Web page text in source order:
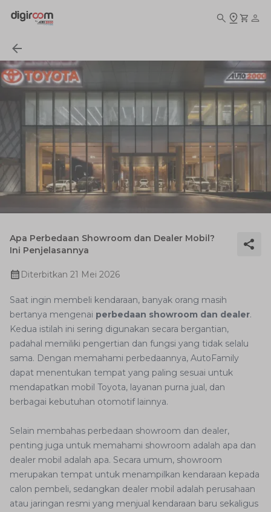
Apa Perbedaan Showroom dan Dealer Mobil?
Ini Penjelasannya
Diterbitkan 21 Mei 2026
Saat ingin membeli kendaraan, banyak orang masih
bertanya mengenai perbedaan showroom dan dealer.
Kedua istilah ini sering digunakan secara bergantian,
padahal memiliki pengertian dan fungsi yang tidak selalu
sama. Dengan memahami perbedaannya, AutoFamily
dapat menentukan tempat yang paling sesuai untuk
mendapatkan mobil Toyota, layanan purna jual, dan
berbagai kebutuhan otomotif lainnya.
Selain membahas perbedaan showroom dan dealer,
penting juga untuk memahami showroom adalah apa dan
dealer mobil adalah apa. Secara umum, showroom
merupakan tempat untuk menampilkan kendaraan kepada
calon pembeli, sedangkan dealer mobil adalah perusahaan
atau jaringan resmi yang menjual kendaraan baru sekaligus